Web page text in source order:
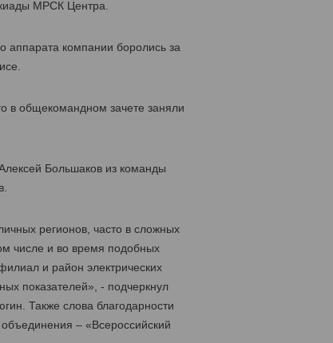
МРСК Центра.
аппарата компании боролись за
в общекомандном зачете заняли
Большаков из команды
регионов, часто в сложных
числе и во время подобных
и район электрических
показателей», - подчеркнул
Также слова благодарности
– «Всероссийский